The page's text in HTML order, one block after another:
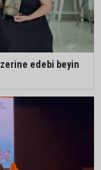
edebi beyin